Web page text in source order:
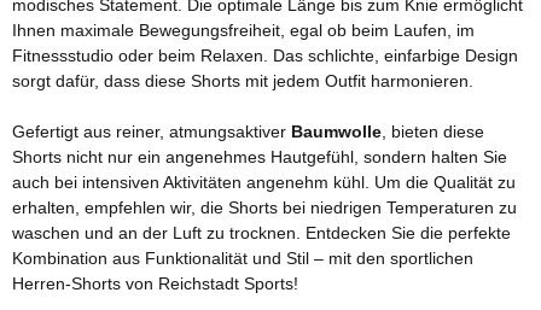
modisches Statement. Die optimale Länge bis zum Knie ermöglicht
Ihnen maximale Bewegungsfreiheit, egal ob beim Laufen, im
Fitnessstudio oder beim Relaxen. Das schlichte, einfarbige Design
sorgt dafür, dass diese Shorts mit jedem Outfit harmonieren.
Gefertigt aus reiner, atmungsaktiver Baumwolle, bieten diese
Shorts nicht nur ein angenehmes Hautgefühl, sondern halten Sie
auch bei intensiven Aktivitäten angenehm kühl. Um die Qualität zu
erhalten, empfehlen wir, die Shorts bei niedrigen Temperaturen zu
waschen und an der Luft zu trocknen. Entdecken Sie die perfekte
Kombination aus Funktionalität und Stil – mit den sportlichen
Herren-Shorts von Reichstadt Sports!